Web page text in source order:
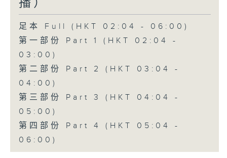
播）
足本 Full (HKT 02:04 - 06:00)
第一部份 Part 1 (HKT 02:04 -
03:00)
第二部份 Part 2 (HKT 03:04 -
04:00)
第三部份 Part 3 (HKT 04:04 -
05:00)
第四部份 Part 4 (HKT 05:04 -
06:00)